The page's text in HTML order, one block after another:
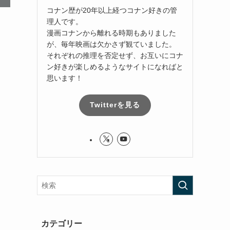
コナン歴が20年以上経つコナン好きの管
理人です。
漫画コナンから離れる時期もありました
が、毎年映画は欠かさず観ていました。
それぞれの推理を否定せず、お互いにコナ
ン好きが楽しめるようなサイトになればと
思います！
Twitterを見る
カテゴリー